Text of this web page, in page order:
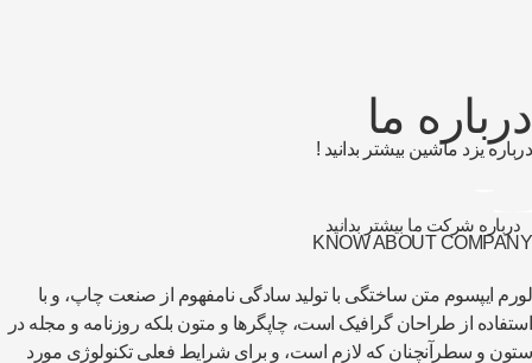
درباره ما
درباره یزد ماشین بیشتر بدانید !
درباره شرکت ما بیشتر بدانید
KNOW ABOUT COMPANY
لورم ایپسوم متن ساختگی با تولید سادگی نامفهوم از صنعت چاپ، و با
استفاده از طراحان گرافیک است، چاپگرها و متون بلکه روزنامه و مجله در
ستون و سطرآنچنان که لازم است، و برای شرایط فعلی تکنولوژی مورد